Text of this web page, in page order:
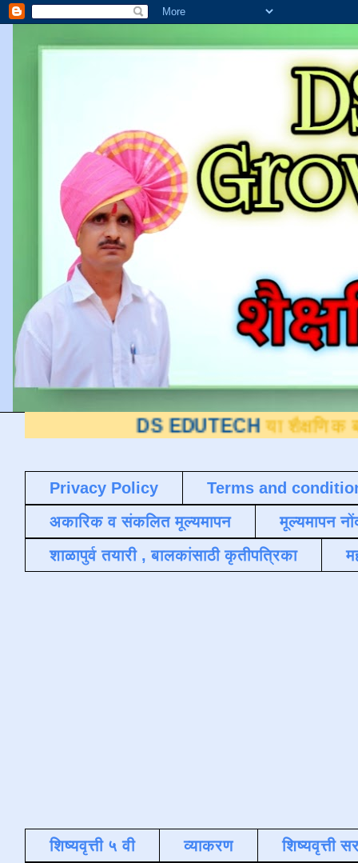
DS EDUTECH या शैक्षणिक ब्लॉगवर आपले
Privacy Policy
Terms and
अकारिक व संकलित मूल्यमापन
मूल्यमापन
शाळापुर्व तयारी , बालकांसाठी कृतीपत्रिका
शिष्यवृत्ती ५ वी व्याकरण
शिष्यवृत्ती